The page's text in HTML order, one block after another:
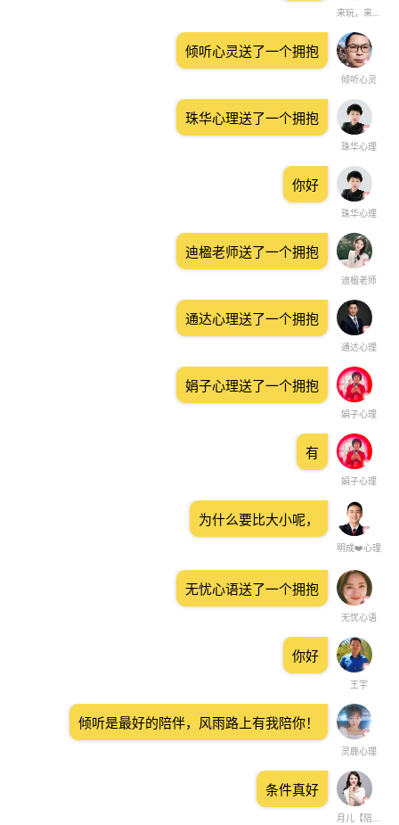
来玩，来看，来听
倾听心灵
倾听心灵送了一个拥抱
珠华心理
珠华心理送了一个拥抱
珠华心理
你好
迪楹老师
迪楹老师送了一个拥抱
通达心理
通达心理送了一个拥抱
娟子心理
娟子心理送了一个拥抱
娟子心理
有
明成❤️心理
为什么要比大小呢，
无忧心语
无忧心语送了一个拥抱
王宇
你好
灵鹿心理
倾听是最好的陪伴，风雨路上有我陪你！
月儿【陪伴倾听】
条件真好